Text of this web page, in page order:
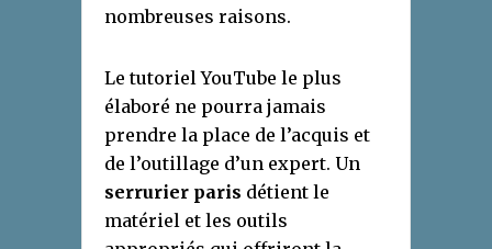
nombreuses raisons.
Le tutoriel YouTube le plus
élaboré ne pourra jamais
prendre la place de l’acquis et
de l’outillage d’un expert. Un
serrurier paris détient le
matériel et les outils